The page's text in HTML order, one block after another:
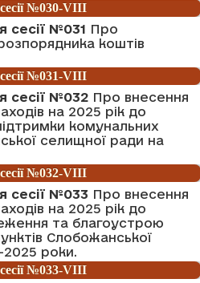
№030-VIII
сесії №031 Про
коштів
№031-VIII
сесії №032 Про внесення
на 2025 рік до
комунальних
селищної ради на
№032-VIII
сесії №033 Про внесення
на 2025 рік до
та благоустрою
Слобожанської
роки.
№033-VIII